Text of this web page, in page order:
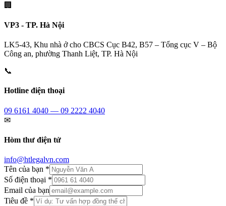
🏢
VP3 - TP. Hà Nội
LK5-43, Khu nhà ở cho CBCS Cục B42, B57 – Tổng cục V – Bộ
Công an, phường Thanh Liệt, TP. Hà Nội
📞
Hotline điện thoại
09 6161 4040 — 09 2222 4040
✉
Hòm thư điện tử
info@htlegalvn.com
Tên của bạn *
Số điện thoại *
Email của bạn
Tiêu đề *